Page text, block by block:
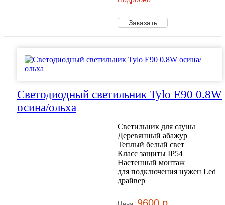
Светодиодный светильник Tylo E90 0.8W
осина/ольха
Светильник для сауны
Деревянный абажур
Теплый белый свет
Класс защиты IP54
Настенный монтаж
для подключения нужен Led
драйвер